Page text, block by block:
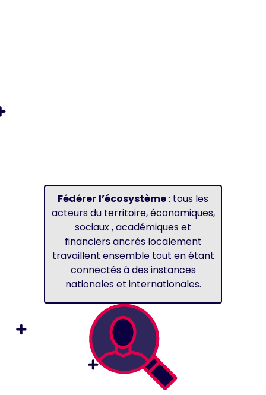
Fédérer l’écosystème: tous les
acteurs du territoire, économiques,
sociaux , académiques et
financiers ancrés localement
travaillent ensemble tout en étant
connectés à des instances
nationales et internationales.